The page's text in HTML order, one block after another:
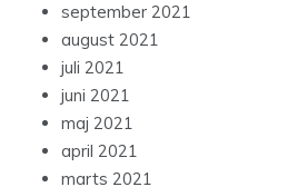
september 2021
august 2021
juli 2021
juni 2021
maj 2021
april 2021
marts 2021